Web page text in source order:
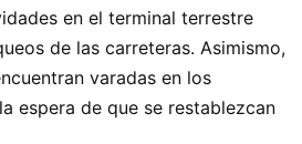
en el terminal terrestre
de las carreteras. Asimismo,
varadas en los
espera de que se restablezcan